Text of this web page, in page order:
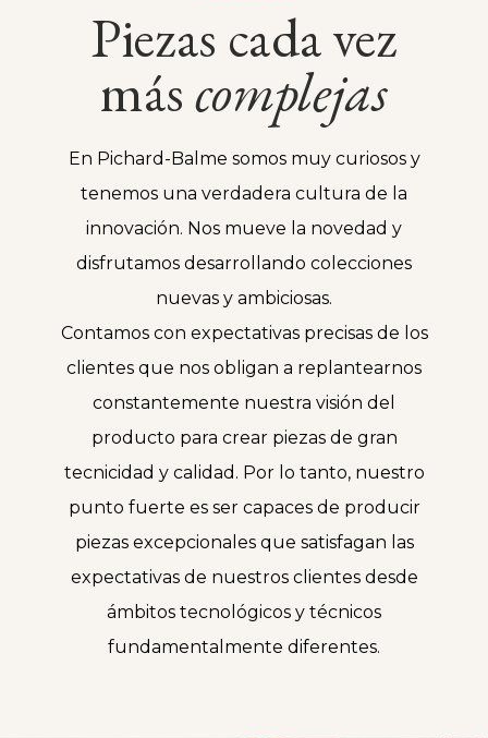
Piezas cada vez
máscomplejas
En Pichard-Balme somos muy curiosos y
tenemos una verdadera cultura de la
innovación. Nos mueve la novedad y
disfrutamos desarrollando colecciones
nuevas y ambiciosas.
Contamos con expectativas precisas de los
clientes que nos obligan a replantearnos
constantemente nuestra visión del
producto para crear piezas de gran
tecnicidad y calidad. Por lo tanto, nuestro
punto fuerte es ser capaces de producir
piezas excepcionales que satisfagan las
expectativas de nuestros clientes desde
ámbitos tecnológicos y técnicos
fundamentalmente diferentes.